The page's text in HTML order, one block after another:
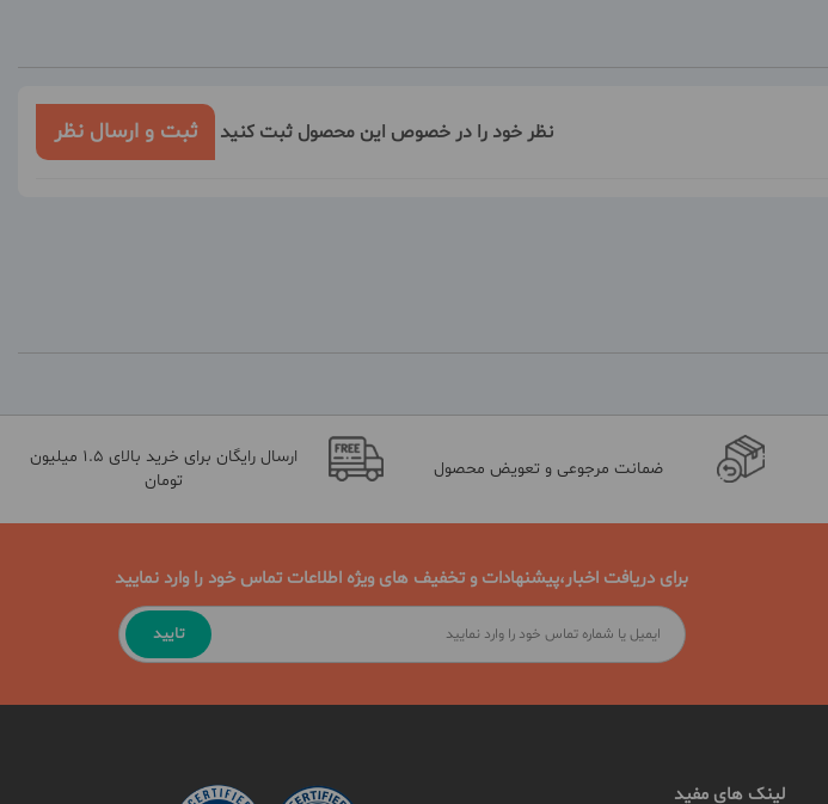
نظر خود را در خصوص این محصول ثبت کنید ثبت و ارسال نظر
ضمانت مرجوعی و تعویض محصول
ارسال رایگان برای خرید بالای 1.5 میلیون
تومان
برای دریافت اخبار،پیشنهادات و تخفیف های ویژه اطلاعات تماس خود را وارد نمایید
تایید
لینک های مفید